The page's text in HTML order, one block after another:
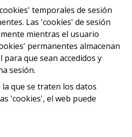
temporales de sesión
Las 'cookies' de sesión
mientras el usuario
permanentes almacenan
que sean accedidos y
sesión.
que se traten los datos
'cookies', el web puede